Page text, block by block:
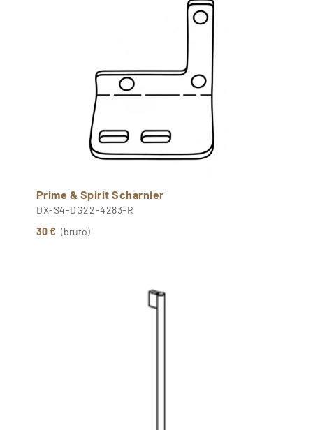
Prime & Spirit Scharnier
DX-S4-DG22-4283-R
30 € (bruto)